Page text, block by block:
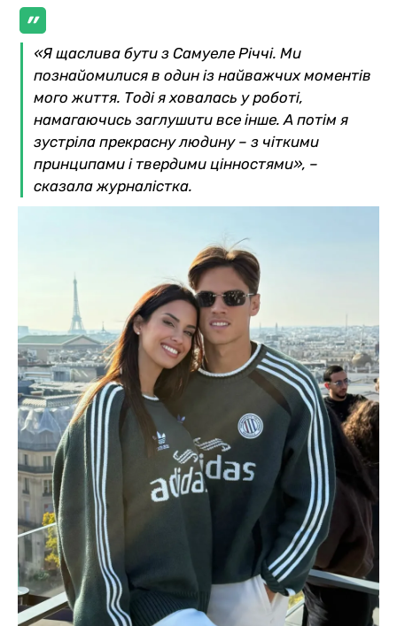
«Я щаслива бути з Самуеле Річчі. Ми
познайомилися в один із найважчих моментів
мого життя. Тоді я ховалась у роботі,
намагаючись заглушити все інше. А потім я
зустріла прекрасну людину – з чіткими
принципами і твердими цінностями», –
сказала журналістка.